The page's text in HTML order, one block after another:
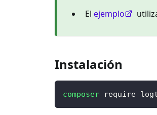
El ejemplo
Instalación
composer require